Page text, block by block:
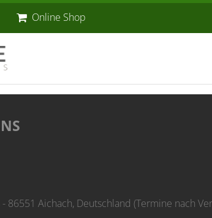
Online Shop
86551 Aichach, Deutschland (Termine nach